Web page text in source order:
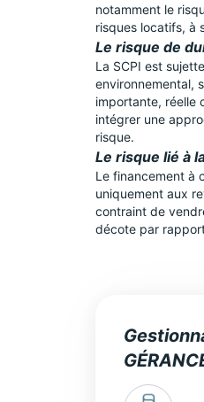
notamment le
risques locatifs, à
Le risque de
La SCPI est
environnemental,
importante, réelle
intégrer une
risque.
Le risque lié à
Le financement à
uniquement aux
contraint de
décote par